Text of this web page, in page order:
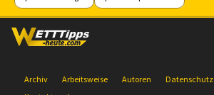
Archiv Arbeitsweise Autoren Datenschutz